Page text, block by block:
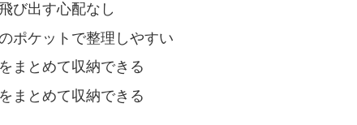
び出す心配なし
ポケットで整理しやすい
まとめて収納できる
まとめて収納できる